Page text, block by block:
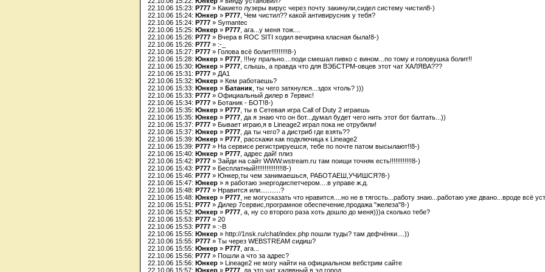
22.10.06 15:23: P777 » Какието лузеры вирус через почту закинули,сидел систему чистил8-)
22.10.06 15:24: Юнкер » P777 , Чем чистил?? какой антивирусник у тебя?
22.10.06 15:24: P777 » Symantec
22.10.06 15:25: Юнкер » P777 , ага...у меня тож....
22.10.06 15:26: P777 » Вчера в ROC SITI ходил вечирина класная была!8-)
22.10.06 15:26: P777 » :-_
22.10.06 15:27: P777 » Голова всё болит!!!!!!!!!8-)
22.10.06 15:28: Юнкер » P777 , !!!ну прально....поди смешал пивко с вином...по тому и головушка болит!!
22.10.06 15:30: Юнкер » P777 , слышь, а правда что для ВЭБСТРМ-овцев этот чат ХАЛЯВА???
22.10.06 15:31: P777 » ДА1
22.10.06 15:32: Юнкер » Кем работаешь?
22.10.06 15:33: Юнкер » Батаник , ты чего заткнулся...здох чтоль? )))
22.10.06 15:33: P777 » Официальный дилер в 7ервис!
22.10.06 15:34: P777 » Ботаник - БОТ!8-)
22.10.06 15:35: Юнкер » P777 , ты в Сетевая игра Call of Duty 2 играешь
22.10.06 15:35: Юнкер » P777 , да я знаю что он бот...думал будет чего нить этот бот балтать...))
22.10.06 15:37: P777 » Бывает играю,я в Lineage2 играл пока не отрубили!
22.10.06 15:37: Юнкер » P777 , да ты чего? а дистриб где взять??
22.10.06 15:39: Юнкер » P777 , расскажи как подключица к Lineage2
22.10.06 15:39: P777 » На сервисе регистрируешся, тебе по почте патом высылают!!8-)
22.10.06 15:40: Юнкер » P777 , адрес дай! плиз
22.10.06 15:42: P777 » Зайди на сайт WWW.wstream.ru там поищи точняк есть!!!!!!!!!!!!8-)
22.10.06 15:43: P777 » Бесплатный!!!!!!!!!!!!!!!8-)
22.10.06 15:46: P777 » Юнкер,ты чем занимаешься, РАБОТАЕШ,УЧИШСЯ?8-)
22.10.06 15:47: Юнкер » я работаю энергодиспетчером....в управе ж.д.
22.10.06 15:48: P777 » Нравится или...........?
22.10.06 15:48: Юнкер » P777 , не могусказать что нравится....но не в тягость...работу знаю...работаю уже двано...вроде всё
22.10.06 15:51: P777 » Дилер 7сервис,програмное обеспечение,продажа "железа"8-)
22.10.06 15:52: Юнкер » P777 , а, ну со второго раза хоть дошло до меня)))а сколько тебе?
22.10.06 15:53: P777 » 20
22.10.06 15:53: P777 » :-B
22.10.06 15:55: Юнкер » http://1nsk.ru/chat/index.php пошли туды? там дефчёнки....))
22.10.06 15:55: P777 » Ты через WEBSTREAM сидиш?
22.10.06 15:55: Юнкер » P777 , ага...
22.10.06 15:56: P777 » Пошли а что за адрес?
22.10.06 15:56: Юнкер » Lineage2 не могу найти на официальном вебстрим сайте
22.10.06 15:57: Юнкер » P777 , да это чат халявный в эл.город